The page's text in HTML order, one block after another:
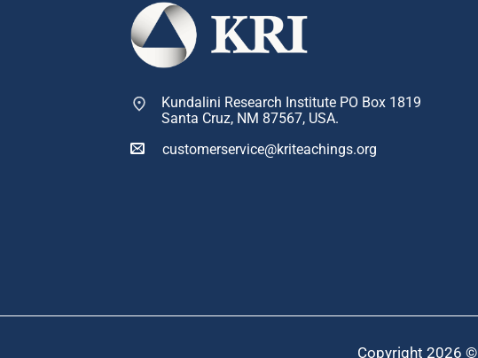
Kundalini Research Institute PO Box 1819
Santa Cruz, NM 87567, USA.
customerservice@kriteachings.org
Copyright 2026 ©